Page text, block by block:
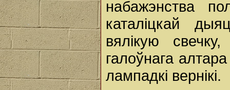
набажэнства
каталіцкай
вялікую
галоўнага
лампадкі вернікі.